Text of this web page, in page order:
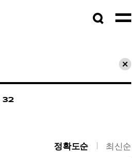
초기
32
정확도순 최신순